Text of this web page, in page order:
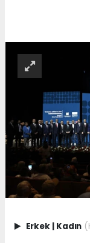
Erkek | Kadın